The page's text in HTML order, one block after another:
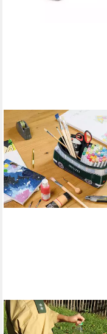
VW COLLECTION BY BRISA
Kulturbeutel Volkswagen